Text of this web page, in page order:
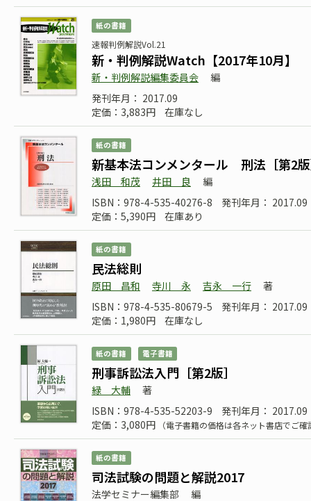
紙の書籍
速報判例解説Vol.21
新・判例解説Watch【2017年10月】
新・判例解説編集委員会
編
発刊年月： 2017.09
定価：3,883円
在庫なし
紙の書籍
新基本法コンメンタール 刑法［第2
浅田 和茂 井田 良
編
ISBN：978-4-535-40276-8
発刊年月： 2017.09
定価：5,390円
在庫あり
紙の書籍
民法総則
原田 昌和 寺川 永 吉永 一行
著
ISBN：978-4-535-80679-5
発刊年月： 2017.09
定価：1,980円
在庫なし
紙の書籍 電子書籍
刑事訴訟法入門［第2版］
緑 大輔
著
ISBN：978-4-535-52203-9
発刊年月： 2017.09
定価：3,080円
（電子書籍の価格は各ネット書店でご
紙の書籍
司法試験の問題と解説2017
法学セミナー編集部 編